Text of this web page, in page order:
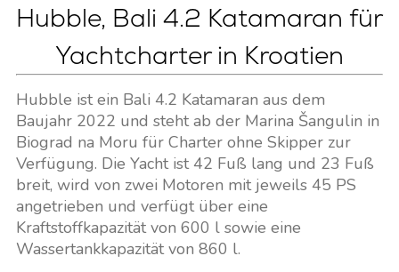
Hubble, Bali 4.2 Katamaran für
Yachtcharter in Kroatien
Hubble ist ein Bali 4.2 Katamaran aus dem
Baujahr 2022 und steht ab der Marina Šangulin in
Biograd na Moru für Charter ohne Skipper zur
Verfügung. Die Yacht ist 42 Fuß lang und 23 Fuß
breit, wird von zwei Motoren mit jeweils 45 PS
angetrieben und verfügt über eine
Kraftstoffkapazität von 600 l sowie eine
Wassertankkapazität von 860 l.